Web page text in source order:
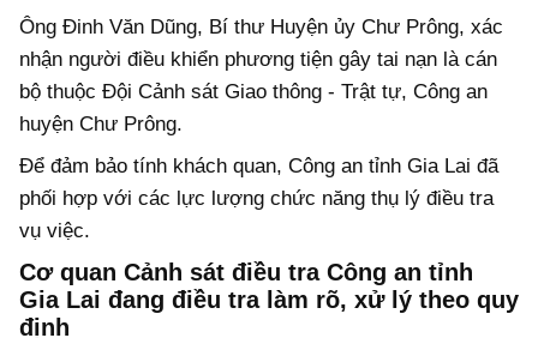
Ông Đinh Văn Dũng, Bí thư Huyện ủy Chư Prông, xác
nhận người điều khiển phương tiện gây tai nạn là cán
bộ thuộc Đội Cảnh sát Giao thông - Trật tự, Công an
huyện Chư Prông.
Để đảm bảo tính khách quan, Công an tỉnh Gia Lai đã
phối hợp với các lực lượng chức năng thụ lý điều tra
vụ việc.
Cơ quan Cảnh sát điều tra Công an tỉnh
Gia Lai đang điều tra làm rõ, xử lý theo quy
định